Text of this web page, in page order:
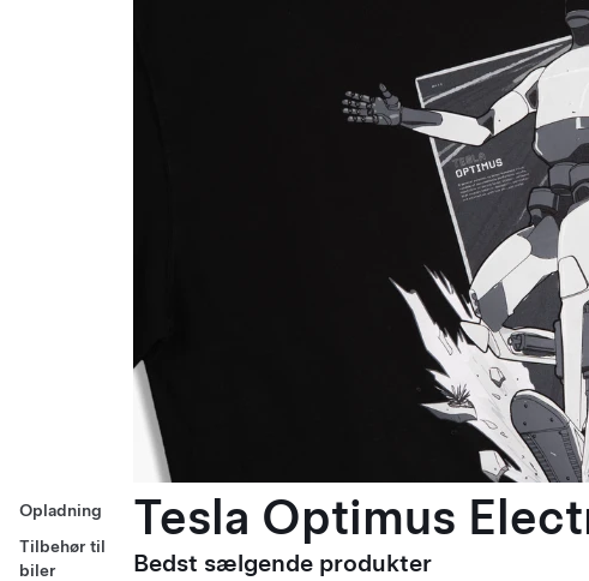
Opladning
Tilbehør til
biler
Tesla Optimus
Bedst sælgende produkter